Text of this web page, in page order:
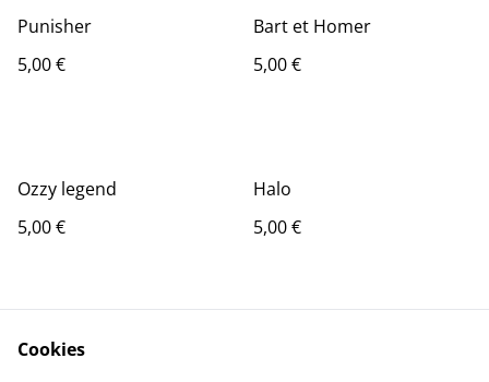
Punisher
5,00 €
Bart et Homer
5,00 €
Ozzy legend
5,00 €
Halo
5,00 €
Cookies